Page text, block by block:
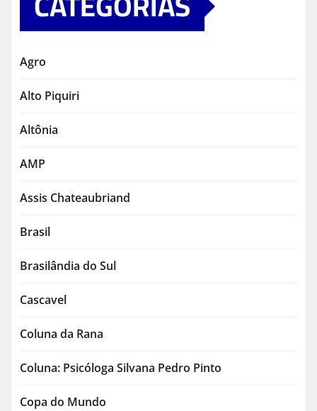
Agro
Alto Piquiri
Altônia
AMP
Assis Chateaubriand
Brasil
Brasilândia do Sul
Cascavel
Coluna da Rana
Coluna: Psicóloga Silvana Pedro Pinto
Copa do Mundo